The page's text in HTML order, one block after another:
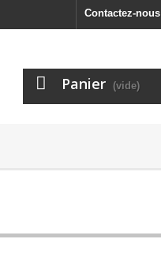
Contactez-nous
Panier (vide)